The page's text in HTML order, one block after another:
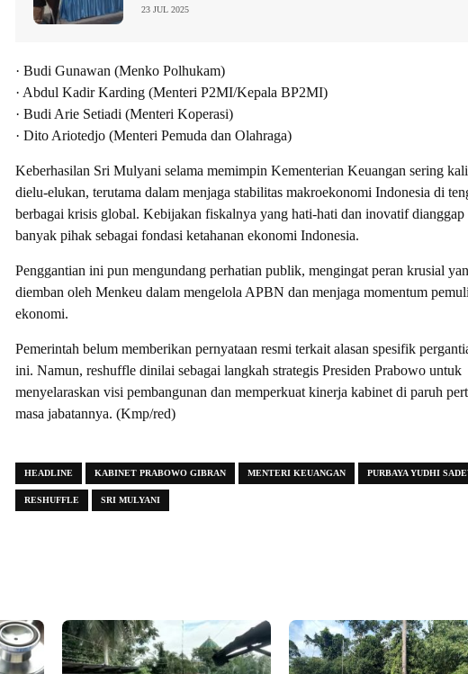
23 JUL 2025
· Budi Gunawan (Menko Polhukam)
· Abdul Kadir Karding (Menteri P2MI/Kepala BP2MI)
· Budi Arie Setiadi (Menteri Koperasi)
· Dito Ariotedjo (Menteri Pemuda dan Olahraga)
Keberhasilan Sri Mulyani selama memimpin Kementerian Keuangan sering kali
dielu-elukan, terutama dalam menjaga stabilitas makroekonomi Indonesia di
berbagai krisis global. Kebijakan fiskalnya yang hati-hati dan inovatif dianggap
banyak pihak sebagai fondasi ketahanan ekonomi Indonesia.
Penggantian ini pun mengundang perhatian publik, mengingat peran krusial
diemban oleh Menkeu dalam mengelola APBN dan menjaga momentum
ekonomi.
Pemerintah belum memberikan pernyataan resmi terkait alasan spesifik
ini. Namun, reshuffle dinilai sebagai langkah strategis Presiden Prabowo untuk
menyelaraskan visi pembangunan dan memperkuat kinerja kabinet di paruh
masa jabatannya. (Kmp/red)
HEADLINE KABINET PRABOWO GIBRAN MENTERI KEUANGAN PURBAYA YUDHI
RESHUFFLE SRI MULYANI